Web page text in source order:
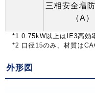
三相安全増
（ A ）
*1 0.75kW以上は IE3高効
*2 口径 15のみ、材質は
外形図